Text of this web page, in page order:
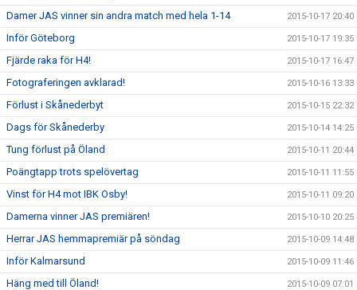
Damer JAS vinner sin andra match med hela 1-14 2015-10-17 20:40
Inför Göteborg 2015-10-17 19:35
Fjärde raka för H4! 2015-10-17 16:47
Fotograferingen avklarad! 2015-10-16 13:33
Förlust i Skånederbyt 2015-10-15 22:32
Dags för Skånederby 2015-10-14 14:25
Tung förlust på Öland 2015-10-11 20:44
Poängtapp trots spelövertag 2015-10-11 11:55
Vinst för H4 mot IBK Osby! 2015-10-11 09:20
Damerna vinner JAS premiären! 2015-10-10 20:25
Herrar JAS hemmapremiär på söndag 2015-10-09 14:48
Inför Kalmarsund 2015-10-09 11:46
Häng med till Öland! 2015-10-09 07:01